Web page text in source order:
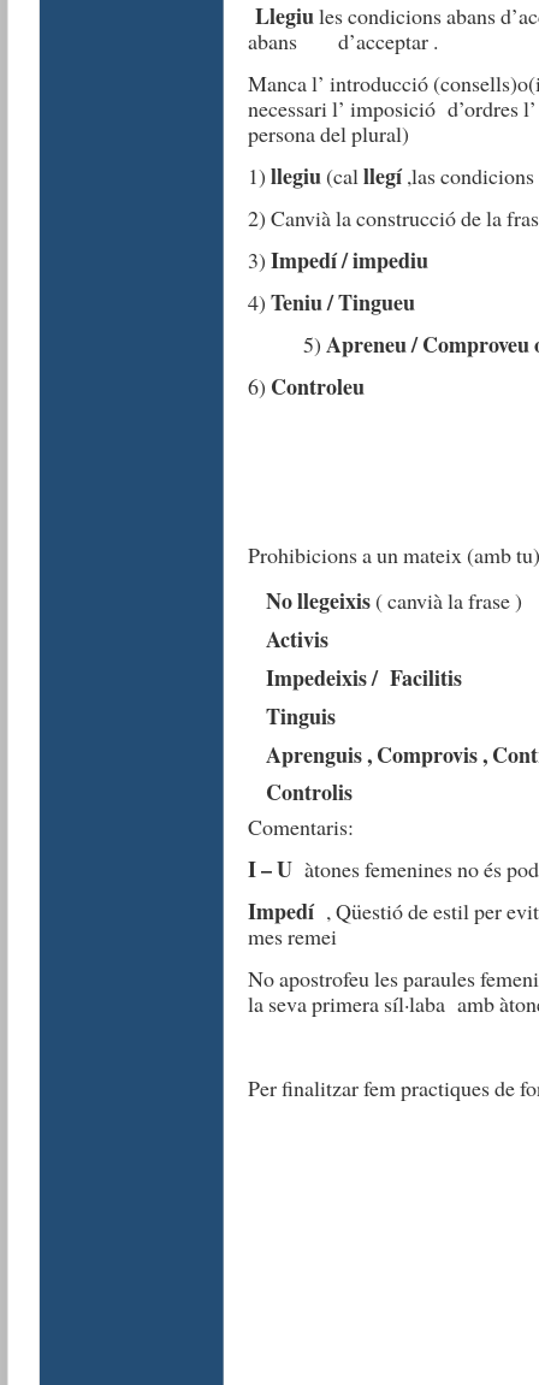
Llegiules condicions abans
abans d’acceptar .
Manca l’ introducció
necessari l’ imposició d’ordres
persona del plural)
1) llegiu(calllegí,las
2) Canvià la construcció de la
3) Impedí / impediu
4) Teniu / Tingueu
5) Apreneu / Comproveu
6) Controleu
Prohibicions a un mateix (amb
No llegeixis ( canvià la frase )
Activis
Impedeixis / Facilitis
Tinguis
Aprenguis , Comprovis ,
Controlis
Comentaris:
I – Uàtones femenines no és
Impedí , Qüestió de estil per
mes remei
No apostrofeu les paraules
la seva primera síl·laba amb
Per finalitzar fem practiques de